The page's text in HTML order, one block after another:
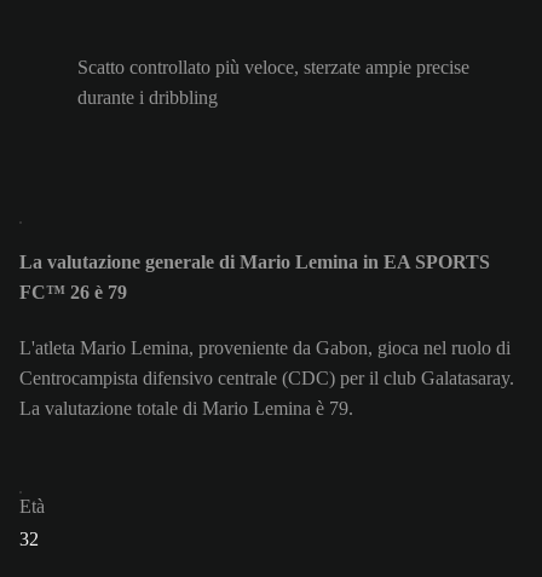
Scatto controllato più veloce, sterzate ampie precise
durante i dribbling
La valutazione generale di Mario Lemina in EA SPORTS
FC™ 26 è 79
L'atleta Mario Lemina, proveniente da Gabon, gioca nel ruolo di
Centrocampista difensivo centrale (CDC) per il club Galatasaray.
La valutazione totale di Mario Lemina è 79.
Età
32